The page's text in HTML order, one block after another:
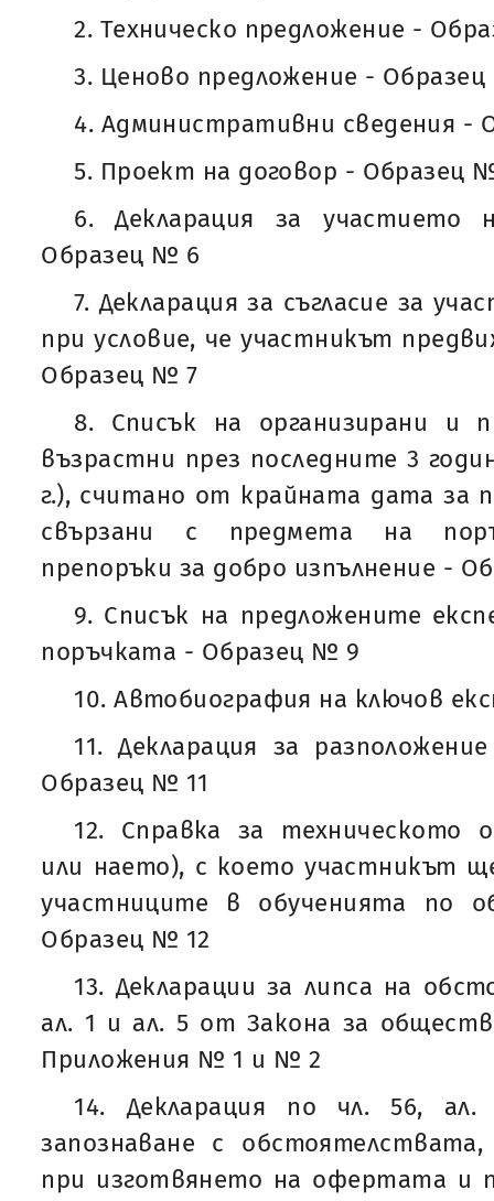
2. Техническо предложение -
3. Ценово предложение -
4. Административни сведения -
5. Проект на договор - Образец
6. Декларация за участието
Образец № 6
7. Декларация за съгласие за
при условие, че участникът
Образец № 7
8. Списък на организирани и
възрастни през последните 3
г.), считано от крайната дата за
свързани с предмета на
препоръки за добро изпълнение -
9. Списък на предложените
поръчката - Образец № 9
10. Автобиография на ключов
11. Декларация за
Образец № 11
12. Справка за техническото
или наето), с което участникът
участниците в обученията по
Образец № 12
13. Декларации за липса на
ал. 1 и ал. 5 от Закона за
Приложения № 1 и № 2
14. Декларация по чл. 56,
запознаване с
при изготвянето на офертата и